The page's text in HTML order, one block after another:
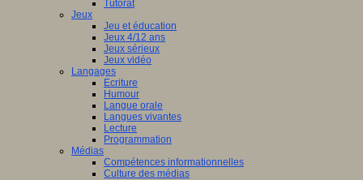
Tutorat
Jeux
Jeu et éducation
Jeux 4/12 ans
Jeux sérieux
Jeux vidéo
Langages
Ecriture
Humour
Langue orale
Langues vivantes
Lecture
Programmation
Médias
Compétences informationnelles
Culture des médias